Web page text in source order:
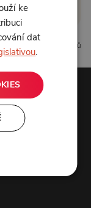
0 komentářů
ke
dat
.